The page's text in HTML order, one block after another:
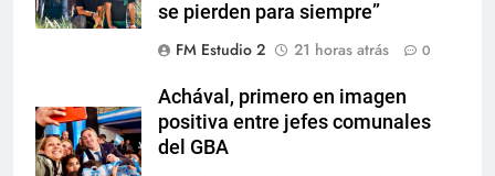
se pierden para siempre”
FM Estudio 2
21 horas atrás 0
Achával, primero en imagen
positiva entre jefes comunales
del GBA